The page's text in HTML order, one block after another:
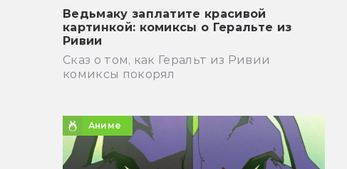
Ведьмаку заплатите красивой
картинкой: комиксы о Геральте из
Ривии
Сказ о том, как Геральт из Ривии
комиксы покорял
Аниме